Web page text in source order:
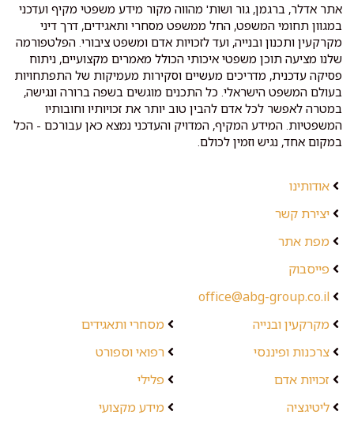
אתר אדלר, ברגמן, גור ושות' מהווה מקור מידע משפטי מקיף ועדכני
במגוון תחומי המשפט, החל ממשפט מסחרי ותאגידים, דרך דיני
מקרקעין ותכנון ובנייה, ועד לזכויות אדם ומשפט ציבורי. הפלטפורמה
שלנו מציעה תוכן משפטי איכותי הכולל מאמרים מקצועיים, ניתוח
פסיקה עדכנית, מדריכים מעשיים וסקירות מעמיקות של התפתחויות
בעולם המשפט הישראלי. כל התכנים מוגשים בשפה ברורה ונגישה,
במטרה לאפשר לכל אדם להבין טוב יותר את זכויותיו וחובותיו
המשפטיות. המידע המקיף, המדויק והעדכני נמצא כאן עבורכם - הכל
במקום אחד, נגיש וזמין לכולם.
אודותינו
יצירת קשר
מפת אתר
פייסבוק
office@abg-group.co.il
מקרקעין ובנייה
צרכנות ופיננסי
זכויות אדם
ליטיגציה
מסחרי ותאגידים
רפואי וספורט
פלילי
מידע מקצועי